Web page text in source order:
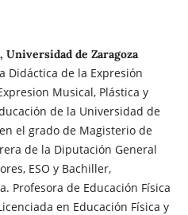
Universidad de Zaragoza
Didáctica de la Expresión
Musical, Plástica y
de la Universidad de
el grado de Magisterio de
de la Diputación General
ESO y Bachiller,
Profesora de Educación Física
en Educación Física y